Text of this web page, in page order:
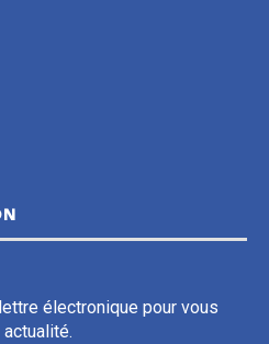
électronique pour vous